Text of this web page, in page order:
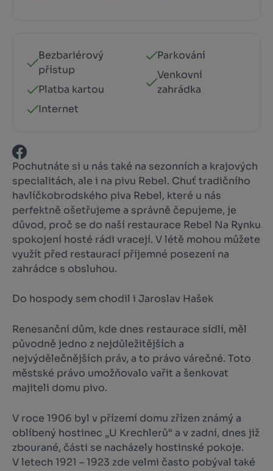
Bezbariérový
přístup
Platba kartou
Internet
Parkování
Venkovní
zahrádka
Pochutnáte si u nás také na sezonních a krajových
specialitách, ale i na pivu Rebel. Chuť tradičního
havlíčkobrodského piva Rebel, které u nás
perfektně ošetřujeme a správně čepujeme, je
důvod, proč se do naší restaurace Rebel Na Rynku
spokojení hosté rádi vracejí. V létě mohou můžete
využít před restaurací příjemné posezení na
zahrádce s obsluhou.
Do hospody sem chodil i Jaroslav Hašek
Renesanční dům, kde dnes restaurace sídlí, měl
původně jedno z nejdůležitějších a
nejvýdělečnějších práv, a to právo várečné. Toto
městské právo umožňovalo vařit a šenkovat
majiteli domu pivo.
V roce 1906 byl v přízemí domu zřízen známý a
oblíbený hostinec „U Krechlerů“ a v zadní, dnes již
zbourané, části se nacházely hostinské pokoje.
V letech 1921 – 1923 zde velmi často pobýval také